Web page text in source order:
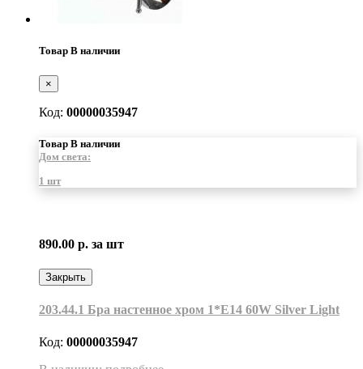
Товар В наличии
×
Код: 00000035947
Товар В наличии
Дом света:
1 шт
890.00 р. за шт
Закрыть
203.44.1 Бра настенное хром 1*Е14 60W Silver Light
Код: 00000035947